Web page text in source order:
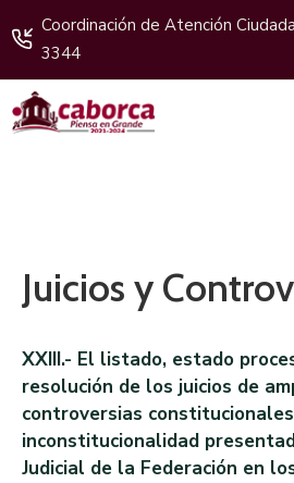
Coordinación de Atención
3344
Inicio
Transparencia
Juicios y
XXIII.- El listado, estado
resolución de los juicios de
controversias
inconstitucionalidad
Judicial de la Federación en